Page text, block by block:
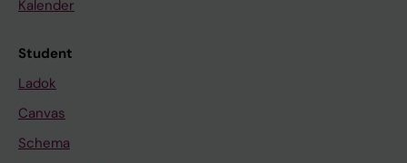
Kalender
Student
Ladok
Canvas
Schema